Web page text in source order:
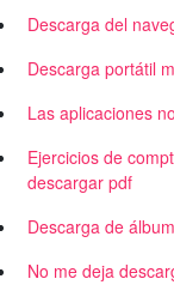
Descarga del
Descarga portátil
Las aplicaciones
Ejercicios de
descargar pdf
Descarga de
No me deja